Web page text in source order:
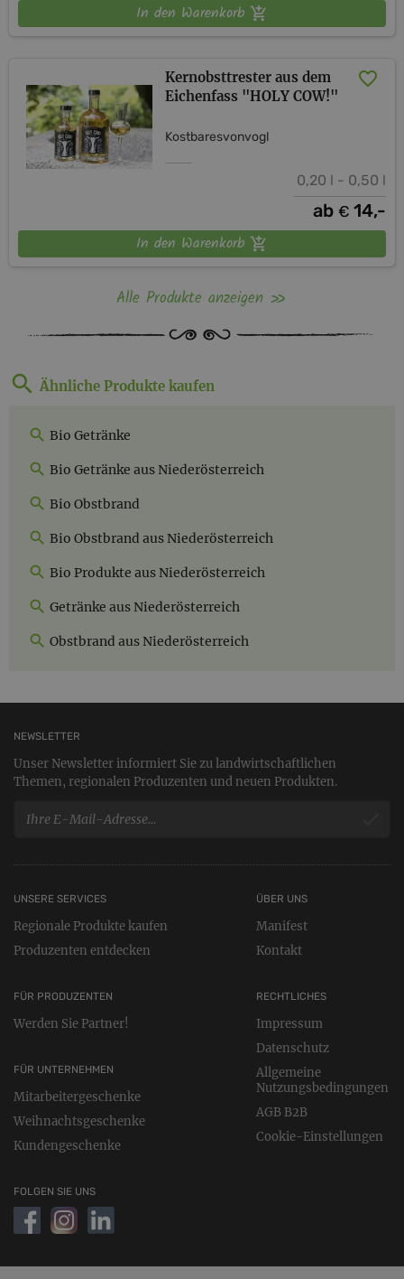
In den Warenkorb
Kernobsttrester aus dem
Eichenfass "HOLY COW!"
Kostbaresvonvogl
0,20 l - 0,50 l
ab € 14,-
In den Warenkorb
Alle Produkte anzeigen
Ähnliche Produkte kaufen
Bio Getränke
Bio Getränke aus Niederösterreich
Bio Obstbrand
Bio Obstbrand aus Niederösterreich
Bio Produkte aus Niederösterreich
Getränke aus Niederösterreich
Obstbrand aus Niederösterreich
NEWSLETTER
Unser Newsletter informiert Sie zu landwirtschaftlichen
Themen, regionalen Produzenten und neuen Produkten.
UNSERE SERVICES
Regionale Produkte kaufen
Produzenten entdecken
FÜR PRODUZENTEN
Werden Sie Partner!
FÜR UNTERNEHMEN
Mitarbeitergeschenke
Weihnachtsgeschenke
Kundengeschenke
RECHTLICHES
Impressum
Datenschutz
Allgemeine
Nutzungsbedingungen
AGB B2B
Cookie-Einstellungen
ÜBER UNS
Manifest
Kontakt
FOLGEN SIE UNS